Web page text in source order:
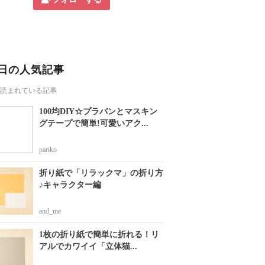
の人気記事
まれている記事
100均DIY☆プラバンとマスキン
グテープで簡単!可愛いアク...
pariko
折り紙で「リラックマ」の折り方
♪キャラクター編
and_me
1枚の折り紙で簡単に折れる！リ
アルでカワイイ「立体猫...